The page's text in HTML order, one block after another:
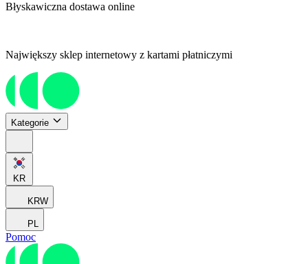
Błyskawiczna dostawa online
Największy sklep internetowy z kartami płatniczymi
Kategorie
KR
KRW
PL
Pomoc